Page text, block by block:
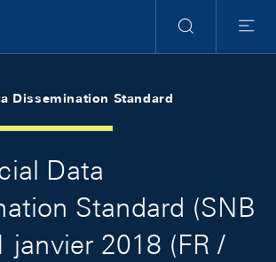
Ricerca
Menu
Dissemination Standard
Data
Standard (SNB
janvier 2018 (FR /